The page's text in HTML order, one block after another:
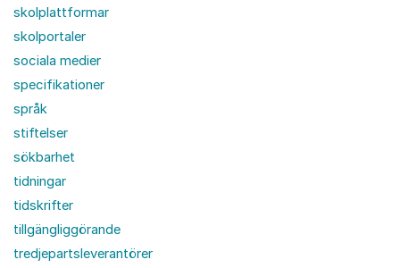
skolplattformar
skolportaler
sociala medier
specifikationer
språk
stiftelser
sökbarhet
tidningar
tidskrifter
tillgängliggörande
tredjepartsleverantörer